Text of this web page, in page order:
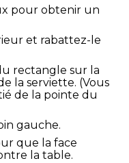
pour obtenir un
et rabattez-le
rectangle sur la
la serviette. (Vous
de la pointe du
gauche.
que la face
la table.